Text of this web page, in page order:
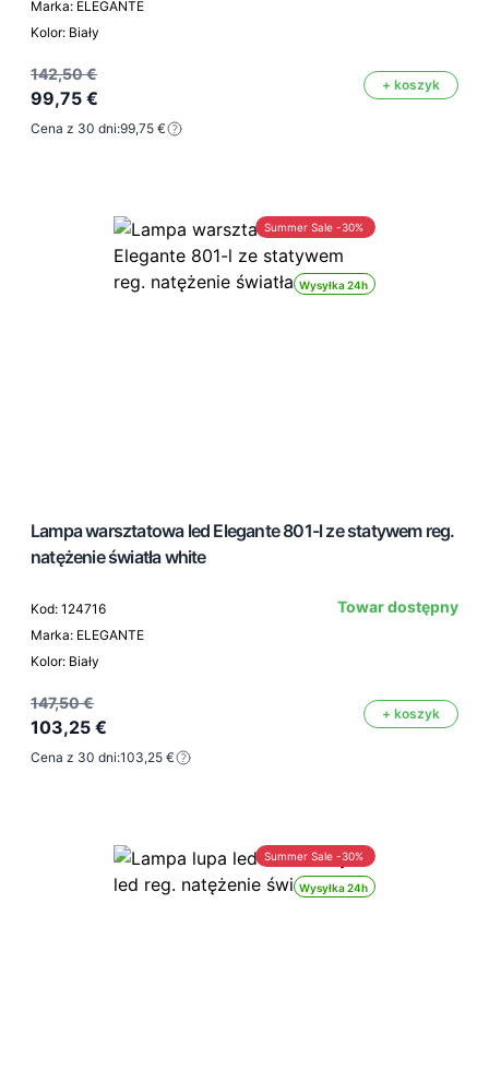
Marka: ELEGANTE
Kolor: Biały
142,50 €
99,75 €
+ koszyk
Cena z 30 dni:99,75 €
Wysyłka 24h
Summer Sale -30%
Lampa warsztatowa led Elegante 801-l ze statywem reg.
natężenie światła white
Kod: 124716
Marka: ELEGANTE
Kolor: Biały
Towar dostępny
147,50 €
103,25 €
+ koszyk
Cena z 30 dni:103,25 €
Wysyłka 24h
Summer Sale -30%